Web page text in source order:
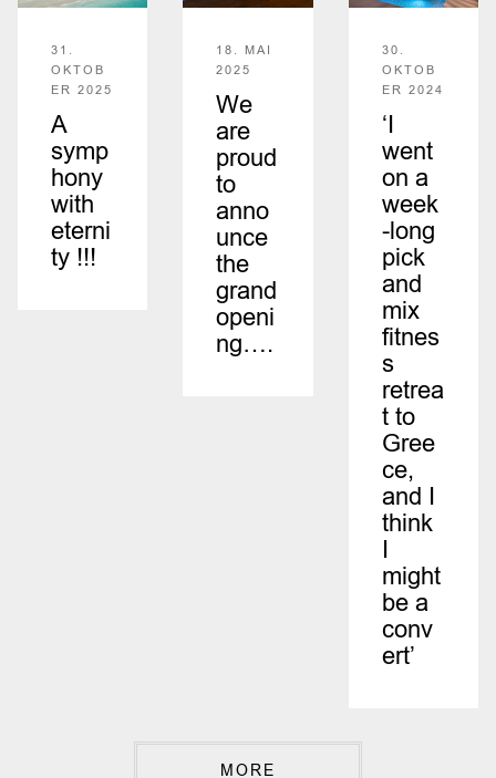
31.
OKTOB
ER 2025
A
symp
hony
with
eterni
ty !!!
18. MAI
2025
We
are
proud
to
anno
unce
the
grand
openi
ng….
30.
OKTOB
ER 2024
‘I
went
on a
week
-long
pick
and
mix
fitnes
s
retrea
t to
Gree
ce,
and I
think
I
might
be a
conv
ert’
MORE